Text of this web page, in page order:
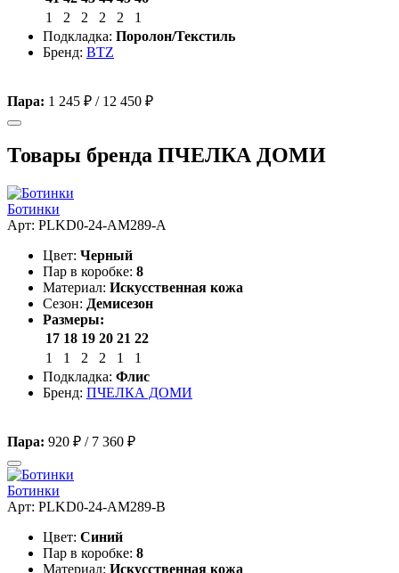
1
2 2 2 2
1
Подкладка: Поролон/Текстиль
Бренд: BTZ
Пара: 1 245 ₽ / 12 450 ₽
Товары бренда ПЧЕЛКА ДОМИ
Ботинки
Арт: PLKD0-24-AM289-A
Цвет: Черный
Пар в коробке: 8
Материал: Искусственная кожа
Сезон: Демисезон
Размеры:
17 18 19 20 21 22
1
1 2 2 1
1
Подкладка: Флис
Бренд: ПЧЕЛКА ДОМИ
Пара: 920 ₽ / 7 360 ₽
Ботинки
Арт: PLKD0-24-AM289-B
Цвет: Синий
Пар в коробке: 8
Материал: Искусственная кожа